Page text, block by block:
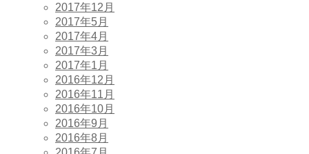
2017年12月
2017年5月
2017年4月
2017年3月
2017年1月
2016年12月
2016年11月
2016年10月
2016年9月
2016年8月